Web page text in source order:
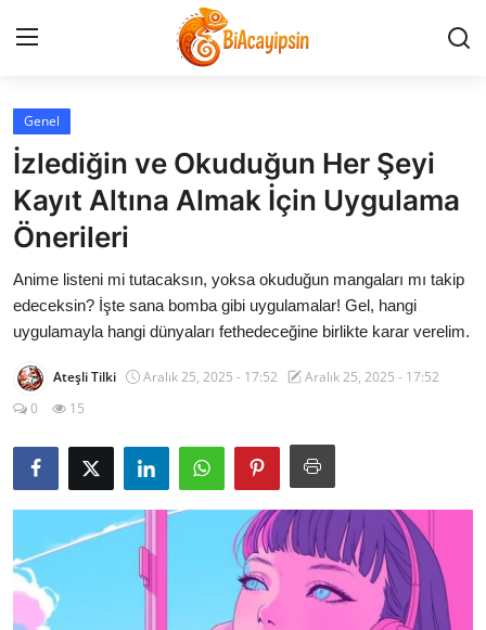
Anasayfa
İletişim
Genel
Anime Önerileri
Anime Karakterleri
Anime
Testler
Listeler
Öneriler
Genel
İzlediğin ve Okuduğun Her Şeyi
Kayıt Altına Almak İçin Uygulama
Önerileri
Anime listeni mi tutacaksın, yoksa okuduğun mangaları mı takip
edeceksin? İşte sana bomba gibi uygulamalar! Gel, hangi
uygulamayla hangi dünyaları fethedeceğine birlikte karar verelim.
Ateşli Tilki Aralık 25, 2025 - 17:52
Aralık 25, 2025 - 17:52
0
15